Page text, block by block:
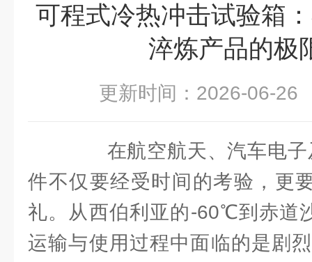
可程式冷热冲击试验箱
淬炼产品的极
更新时间：2026-06-
在航空航天、汽车电子
件不仅要经受时间的考验，更
礼。从西伯利亚的-60℃到赤道
运输与使用过程中面临的是剧